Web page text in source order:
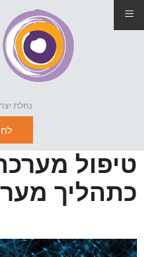
נחלת יצחק 32א', תל
טיפול
כתהליך
≡